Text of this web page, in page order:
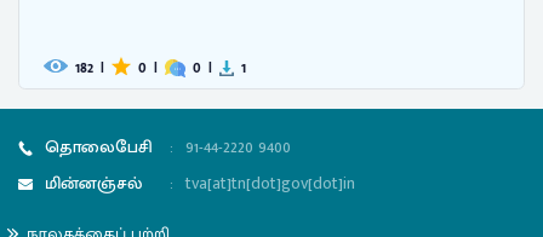
0 | 1
தொலைபேசி : 91-44-2220 9400
மின்னஞ்சல்
: tva[at]tn[dot]gov[dot]in